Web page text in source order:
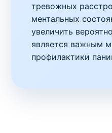
тревожных
ментальных
увеличить
является важным
профилактики